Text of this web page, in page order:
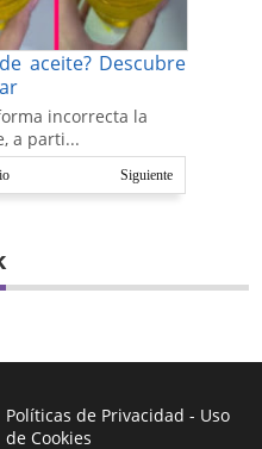
aceite? Descubre
incorrecta la
a parti...
Siguiente
Políticas de Privacidad - Uso
de Cookies